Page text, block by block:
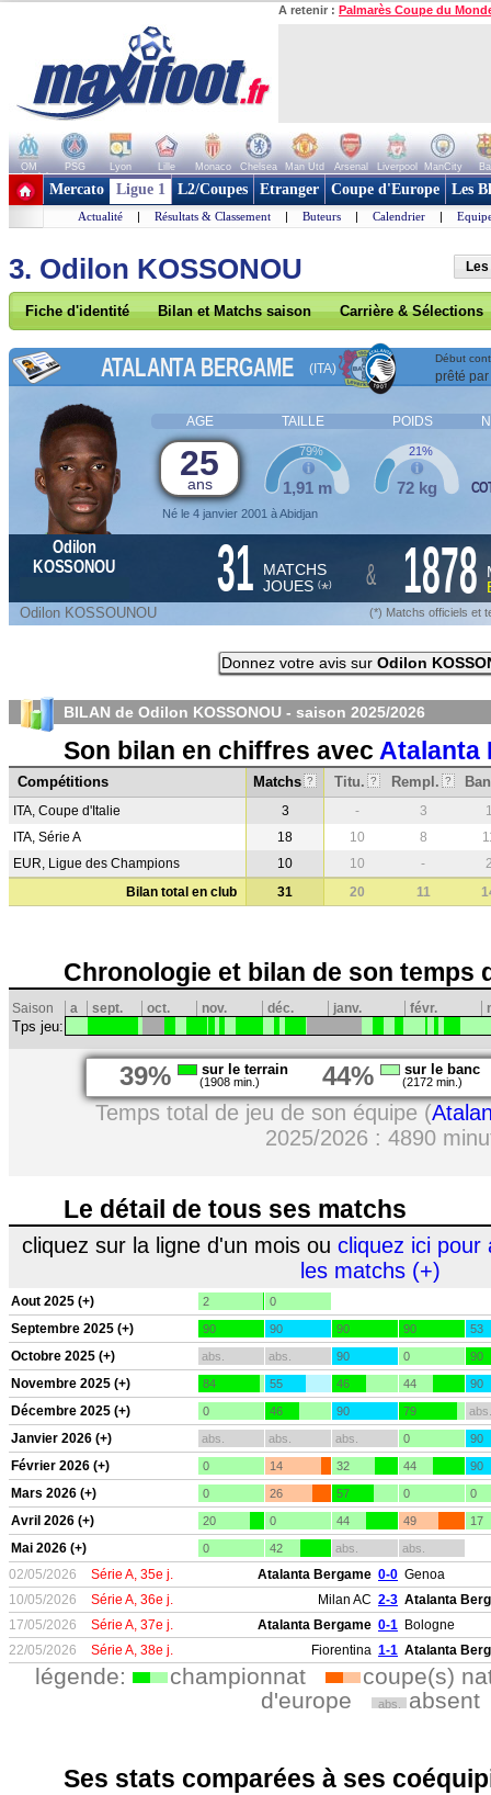
A retenir : Palmarès Coupe du
OM PSG Lyon Lille Monaco Chelsea Man Utd Arsenal Liverpool ManCity
+ de clubs
Mercato Ligue 1 L2/Coupes Etranger Coupe d'Europe Les
Actualité | Résultats & Classement | Buteurs | Calendrier |
3. Odilon KOSSONOU
Fiche d'identité Bilan et Matchs saison Carrière & Sélections
ATALANTA BERGAME (ITA)
Début
prêté
AGE TAILLE POIDS
25
ans
Né le 4 janvier 2001 à Abidjan
1,91 m
79%
72 kg
21%
Odilon
KOSSONOU
31 MATCHS
JOUES (*) & 1878
Odilon KOSSOUNOU (*) Matchs officiels et
Donnez votre avis sur Odilon
BILAN de Odilon KOSSONOU - saison 2025/2026
Son bilan en chiffres avec Atalanta
Compétitions Matchs ? Titu. ? Rempl. ?
ITA, Coupe d'Italie 3 - 3
ITA, Série A
18 10 8
EUR, Ligue des Champions
10 10 -
Bilan total en club
31 20 11
Chronologie et bilan de son temps
Saison a sept. oct. nov. déc. janv. févr.
Tps jeu:
39% sur le terrain
(1908 min.) 44% sur le banc
(2172 min.)
Temps total de jeu de son équipe (
2025/2026 : 4890
Le détail de tous ses matchs
cliquez sur la ligne d'un mois ou cliquez ici pour
les matchs (+)
Aout 2025 (+) 2 0
Septembre 2025 (+) 90 90 90 90 53
Octobre 2025 (+) abs. abs. 90 0 90
Novembre 2025 (+) 84 55 46 44 90
Décembre 2025 (+) 0 46 90 79 abs.
Janvier 2026 (+) abs. abs. abs. 0 90
Février 2026 (+) 0 14 32 44 90
Mars 2026 (+) 0 26 57 0 0
Avril 2026 (+) 20 0 44 49 17
Mai 2026 (+) 0 42 abs. abs.
02/05/2026 Série A, 35e j. Atalanta Bergame 0-0 Genoa
10/05/2026
Série A, 36e j. Milan AC 2-3 Atalanta
17/05/2026
Série A, 37e j. Atalanta Bergame 0-1 Bologne
22/05/2026
Série A, 38e j. Fiorentina 1-1 Atalanta
légende: championnat
coupe(s)
d'europe
abs. absent
Ses stats comparées à ses